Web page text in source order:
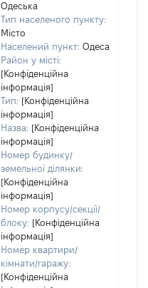
Одеська
Тип населеного пункту:
Місто
Населений пункт: Одеса
Район у місті:
[Конфіденційна
інформація]
Тип: [Конфіденційна
інформація]
Назва: [Конфіденційна
інформація]
Номер будинку/
земельної ділянки:
[Конфіденційна
інформація]
Номер корпусу/секції/
блоку: [Конфіденційна
інформація]
Номер квартири/
кімнати/гаражу:
[Конфіденційна